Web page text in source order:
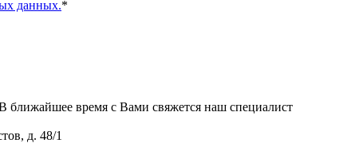
данных.*
ближайшее время с Вами свяжется наш специалист
д. 48/1